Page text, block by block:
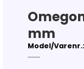
mm
Model/Varenr.: